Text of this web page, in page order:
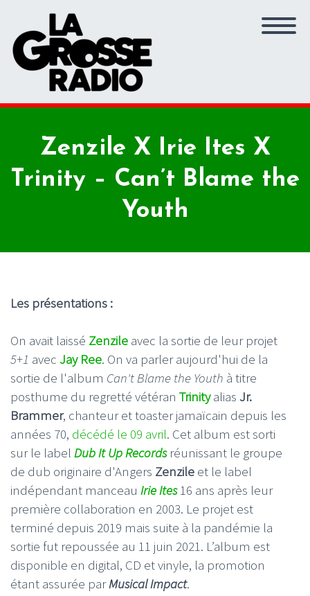
Zenzile X Irie Ites X
Trinity – Can’t Blame the
Youth
Les présentations :
On avait laissé Zenzile avec la sortie de leur projet
5+1 avec Jay Ree. On va parler aujourd'hui de la
sortie de l'album Can't Blame the Youth à titre
posthume du regretté vétéran Trinityalias Jr.
Brammer, chanteur et toaster jamaïcain depuis les
années 70, décédé le 09 avril. Cet album est sorti
sur le label Dub It Up Recordsréunissant le groupe
de dub originaire d'Angers Zenzile et le label
indépendant manceau Irie Ites16 ans après leur
première collaboration en 2003. Le projet est
terminé depuis 2019 mais suite à la pandémie la
sortie fut repoussée au 11 juin 2021. L’album est
disponible en digital, CD et vinyle, la promotion
étant assurée parMusical Impact.